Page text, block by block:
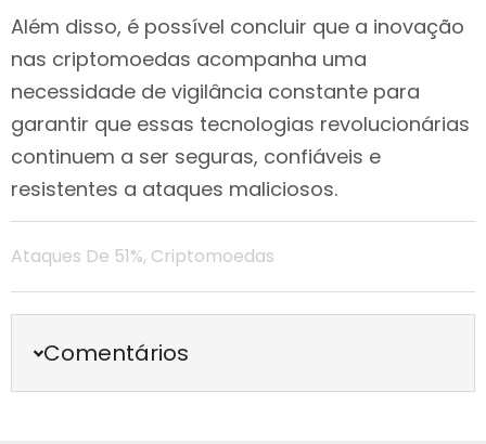
Além disso, é possível concluir que a inovação
nas criptomoedas acompanha uma
necessidade de vigilância constante para
garantir que essas tecnologias revolucionárias
continuem a ser seguras, confiáveis e
resistentes a ataques maliciosos.
Ataques De 51%, Criptomoedas
Comentários